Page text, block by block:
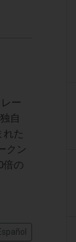
ー
自
れた
クン
倍の